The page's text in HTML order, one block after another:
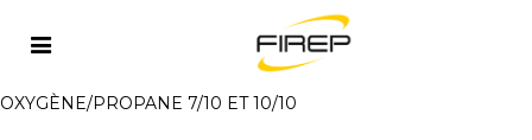
Accueil CHALUMEAUX
CHALUMEAU COUPEUR MINI AVEC 2 BUSES
OXYGÈNE/PROPANE 7/10 ET 10/10